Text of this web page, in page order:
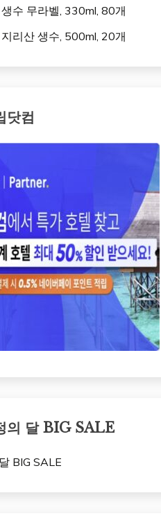
수 무라벨, 330ml, 80개
리산 생수, 500ml, 20개
닷컴
의 달 BIG SALE